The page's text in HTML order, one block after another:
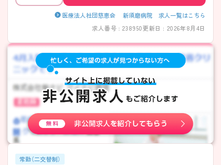
医療法人社団慈恵会 新須磨病院 求人一覧はこちら
求人番号 : 238950更新日 : 2026年8月4日
常勤（二交替制）